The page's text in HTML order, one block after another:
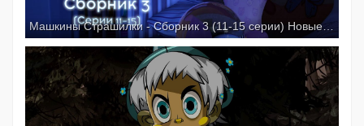
Машкины Страшилки - Сборник 3 (11-15 серии) Новые серии 2016!